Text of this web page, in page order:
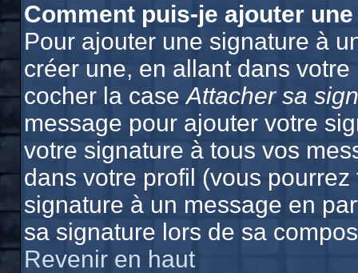
Comment puis-je ajouter
Pour ajouter une signature à
créer une, en allant dans
cocher la caseAttacher sa
message pour ajouter votre
votre signature à tous vos
dans votre profil (vous
signature à un message en
sa signature lors de sa
Revenir en haut